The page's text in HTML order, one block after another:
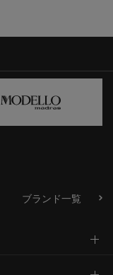
ブランド一覧